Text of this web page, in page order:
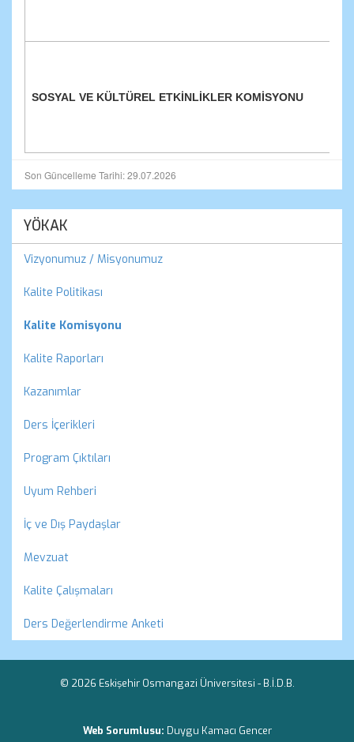
SOSYAL VE KÜLTÜREL ETKİNLİKLER KOMİSYONU
Son Güncelleme Tarihi: 29.07.2026
YÖKAK
Vizyonumuz / Misyonumuz
Kalite Politikası
Kalite Komisyonu
Kalite Raporları
Kazanımlar
Ders İçerikleri
Program Çıktıları
Uyum Rehberi
İç ve Dış Paydaşlar
Mevzuat
Kalite Çalışmaları
Ders Değerlendirme Anketi
© 2026 Eskişehir Osmangazi Üniversitesi - B.İ.D.B.
Web Sorumlusu: Duygu Kamacı Gencer